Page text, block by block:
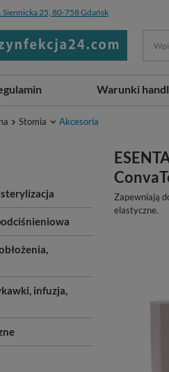
Siennicka 25, 80-758 Gdańsk
Warunki
Stomia Akcesoria
infuzja,
Zapewniają
elastyczne.